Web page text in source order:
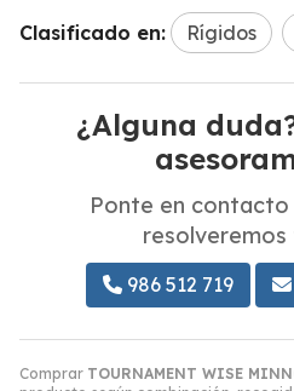
Comprar TOURNAMENT WISE
Clasificado en: Rígidos
¿Alguna
Ponte en
resolveremos
986 512 719